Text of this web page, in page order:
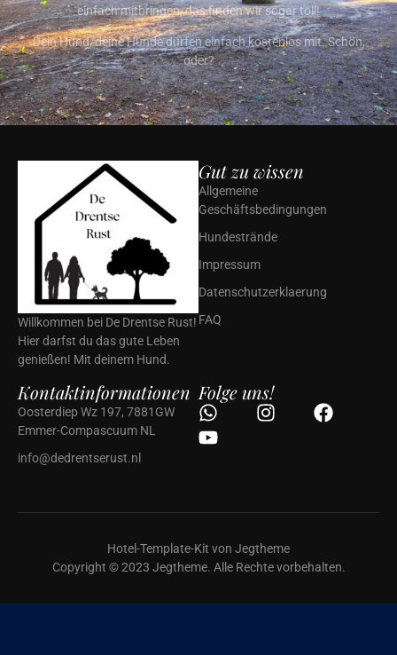
einfach mitbringen, das finden wir sogar toll!
Dein Hund/deine Hunde dürfen einfach kostenlos mit. Schön,
oder?
Willkommen bei De Drentse Rust!
Hier darfst du das gute Leben
genießen! Mit deinem Hund.
Gut zu wissen
Allgemeine
Geschäftsbedingungen
Hundestrände
Impressum
Datenschutzerklaerung
FAQ
Kontaktinformationen
Oosterdiep Wz 197, 7881GW
Emmer-Compascuum NL
info@dedrentserust.nl
Folge uns!
Hotel-Template-Kit von Jegtheme
Copyright © 2023 Jegtheme. Alle Rechte vorbehalten.